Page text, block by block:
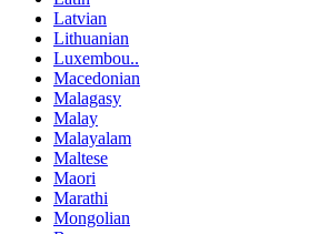
Latvian
Lithuanian
Luxembou..
Macedonian
Malagasy
Malay
Malayalam
Maltese
Maori
Marathi
Mongolian